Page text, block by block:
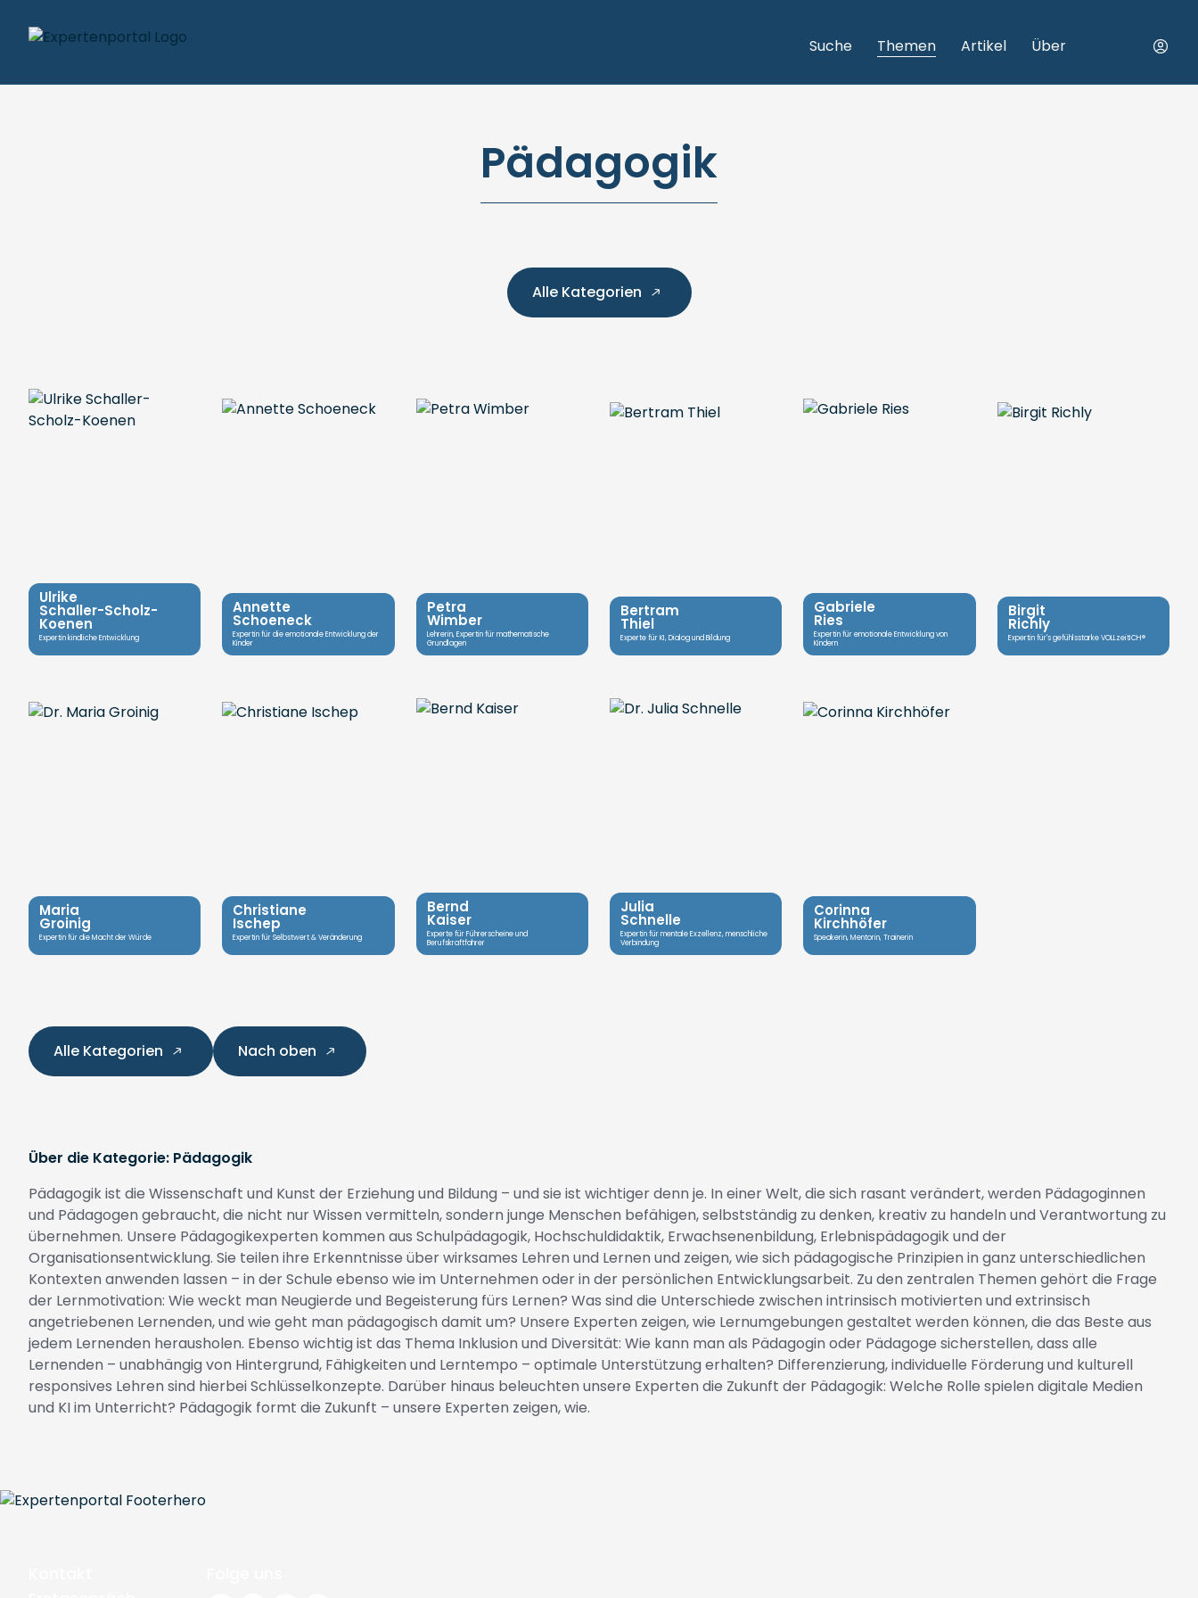
Suche Themen Artikel Über
Pädagogik
Alle Kategorien
Ulrike
Schaller-Scholz-
Koenen
Expertin kindliche Entwicklung
Annette
Schoeneck
Expertin für die emotionale Entwicklung der
Kinder
Petra
Wimber
Lehrerin, Expertin für mathematische
Grundlagen
Bertram
Thiel
Experte für KI, Dialog und Bildung
Gabriele
Ries
Expertin für emotionale Entwicklung von
Kindern
Birgit
Richly
Expertin für's gefühlsstarke VOLLzeitICH®
Maria
Groinig
Expertin für die Macht der Würde
Christiane
Ischep
Expertin für Selbstwert & Veränderung
Bernd
Kaiser
Experte für Führerscheine und
Berufskraftfahrer
Julia
Schnelle
Expertin für mentale Exzellenz, menschliche
Verbindung
Corinna
Kirchhöfer
Speakerin, Mentorin, Trainerin
Alle Kategorien Nach oben
Über die Kategorie: Pädagogik
Pädagogik ist die Wissenschaft und Kunst der Erziehung und Bildung – und sie ist wichtiger denn je. In einer Welt, die sich rasant verändert, werden Pädagoginnen
und Pädagogen gebraucht, die nicht nur Wissen vermitteln, sondern junge Menschen befähigen, selbstständig zu denken, kreativ zu handeln und Verantwortung zu
übernehmen. Unsere Pädagogikexperten kommen aus Schulpädagogik, Hochschuldidaktik, Erwachsenenbildung, Erlebnispädagogik und der
Organisationsentwicklung. Sie teilen ihre Erkenntnisse über wirksames Lehren und Lernen und zeigen, wie sich pädagogische Prinzipien in ganz unterschiedlichen
Kontexten anwenden lassen – in der Schule ebenso wie im Unternehmen oder in der persönlichen Entwicklungsarbeit. Zu den zentralen Themen gehört die Frage
der Lernmotivation: Wie weckt man Neugierde und Begeisterung fürs Lernen? Was sind die Unterschiede zwischen intrinsisch motivierten und extrinsisch
angetriebenen Lernenden, und wie geht man pädagogisch damit um? Unsere Experten zeigen, wie Lernumgebungen gestaltet werden können, die das Beste aus
jedem Lernenden herausholen. Ebenso wichtig ist das Thema Inklusion und Diversität: Wie kann man als Pädagogin oder Pädagoge sicherstellen, dass alle
Lernenden – unabhängig von Hintergrund, Fähigkeiten und Lerntempo – optimale Unterstützung erhalten? Differenzierung, individuelle Förderung und kulturell
responsives Lehren sind hierbei Schlüsselkonzepte. Darüber hinaus beleuchten unsere Experten die Zukunft der Pädagogik: Welche Rolle spielen digitale Medien
und KI im Unterricht? Pädagogik formt die Zukunft – unsere Experten zeigen, wie.